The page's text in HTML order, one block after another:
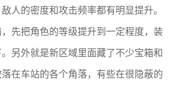
人的密度和攻击频率都有明显提升。
先把角色的等级提升到一定程度，装
另外就是新区域里面藏了不少宝箱和
在车站的各个角落，有些在很隐蔽的